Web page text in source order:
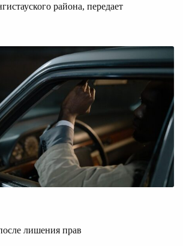
района, передает
лишения прав